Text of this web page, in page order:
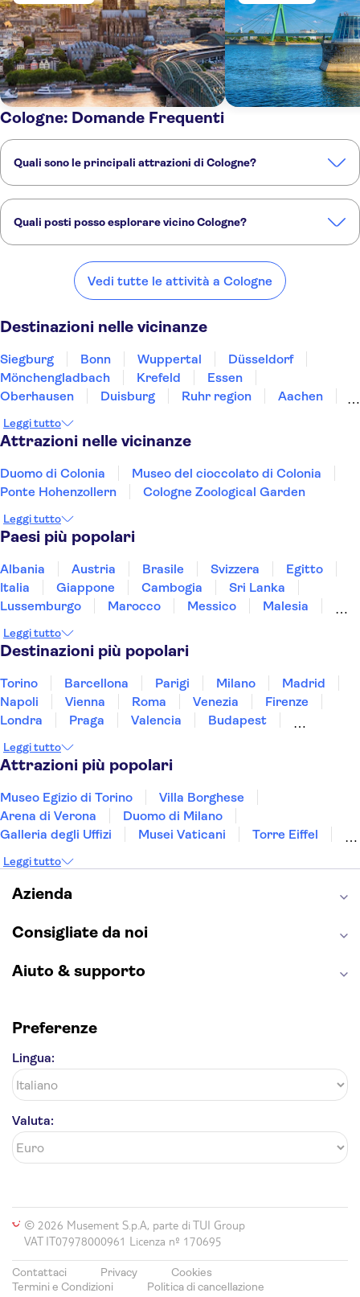
Cologne: Domande Frequenti
Quali sono le principali attrazioni di Cologne?
Duomo di Colonia
Museo del cioccolato di Colonia
Ponte Hohenzollern
Cologne Zoological Garden
Quali posti posso esplorare vicino Cologne?
Bonn Wuppertal Düsseldorf Mönchengladbach
Vedi tutte le attività a Cologne
Destinazioni nelle vicinanze
Siegburg Bonn Wuppertal
Düsseldorf
Mönchengladbach
Krefeld
Essen
Oberhausen
Duisburg Ruhr region
Aachen
Leggi tutto
Attrazioni nelle vicinanze
Duomo di Colonia
Museo del cioccolato di Colonia
Ponte Hohenzollern
Cologne Zoological Garden
Leggi tutto
Paesi più popolari
Albania Austria Brasile Svizzera
Egitto
Italia
Giappone Cambogia
Sri Lanka
Lussemburgo
Marocco Messico
Malesia
Tunisia
Turchia Vietnam
Leggi tutto
Destinazioni più popolari
Torino Barcellona Parigi Milano
Madrid
Napoli
Vienna Roma Venezia
Firenze
Londra
Praga Valencia
Budapest
Palermo
Leggi tutto
Attrazioni più popolari
Museo Egizio di Torino
Villa Borghese
Arena di Verona
Duomo di Milano
Galleria degli Uffizi
Musei Vaticani
Torre Eiffel
Reggia di Caserta
Teatro alla Scala
Sagrada Familia
Napoli Sotterranea
Leggi tutto
Azienda
Consigliate da noi
Aiuto & supporto
Preferenze
Lingua:
Valuta:
© 2026 Musement S.p.A, parte di TUI Group
VAT IT07978000961 Licenza nº 170695
Contattaci Privacy
Cookies
Termini e Condizioni
Politica di cancellazione